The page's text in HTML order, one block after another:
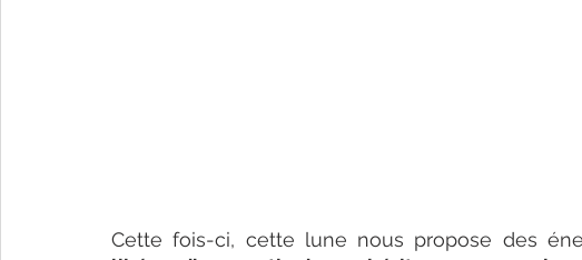
Cette fois-ci, cette lune nous propose des